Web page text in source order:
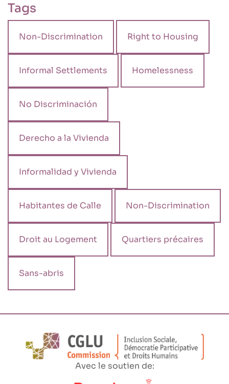
Tags
Non-Discrimination Right to Housing
Informal Settlements Homelessness
No Discriminación
Derecho a la Vivienda
Informalidad y Vivienda
Habitantes de Calle Non-Discrimination
Droit au Logement Quartiers précaires
Sans-abris
Avec le soutien de: